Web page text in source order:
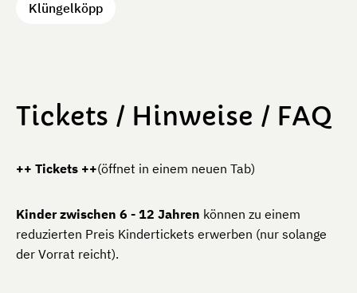
Klüngelköpp
Tickets / Hinweise / FAQ
++ Tickets ++(öffnet in einem neuen Tab)
Kinder zwischen 6 - 12 Jahren können zu einem
reduzierten Preis Kindertickets erwerben (nur solange
der Vorrat reicht).